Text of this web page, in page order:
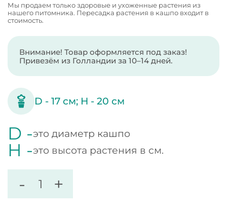
Мы продаем только здоровые и ухоженные растения из
нашего питомника. Пересадка растения в кашпо входит в
стоимость.
Внимание! Товар оформляется под заказ!
Привезём из Голландии за 10–14 дней.
D -17 см; H -20 см
D -это диаметр кашпо
H -это высота растения в см.
- +